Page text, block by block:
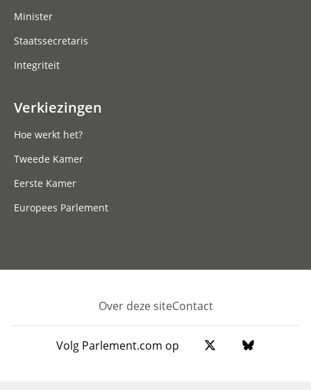
Minister
Staatssecretaris
Integriteit
Verkiezingen
Hoe werkt het?
Tweede Kamer
Eerste Kamer
Europees Parlement
Footer
Over deze siteContact
Volg Parlement.com op